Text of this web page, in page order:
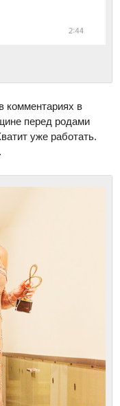
комментариях в
перед родами
уже работать.